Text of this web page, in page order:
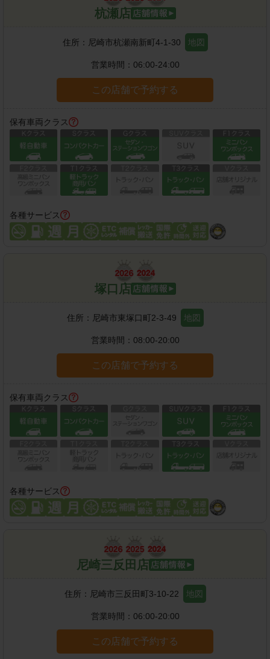
杭瀬店
住所： 尼崎市杭瀬南新町4-1-30 地図
営業時間： 06:00-24:00
この店舗で予約する
保有車両クラス
各種サービス
塚口店
住所： 尼崎市東塚口町2-3-49 地図
営業時間： 08:00-20:00
この店舗で予約する
保有車両クラス
各種サービス
尼崎三反田店
住所： 尼崎市三反田町3-10-22 地図
営業時間： 06:00-20:00
この店舗で予約する